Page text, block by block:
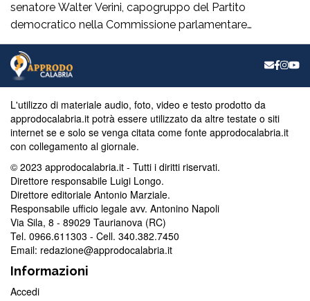
senatore Walter Verini, capogruppo del Partito
democratico nella Commissione parlamentare
Antimafia, hanno fatto visita a Patrizia Rodi Morabito,
imprenditrice agricola di Rosarno (Rc) la cui azienda è
stata più volte colpita da incendi, furti e danneggiamenti.
L'utilizzo di materiale audio, foto, video e testo prodotto da
approdocalabria.it potrà essere utilizzato da altre testate o siti
internet se e solo se venga citata come fonte approdocalabria.it
con collegamento al giornale.
© 2023 approdocalabria.it - Tutti i diritti riservati.
Direttore responsabile Luigi Longo.
Direttore editoriale Antonio Marziale.
Responsabile ufficio legale avv. Antonino Napoli
Via Sila, 8 - 89029 Taurianova (RC)
Tel. 0966.611303 - Cell. 340.382.7450
Email: redazione@approdocalabria.it
Informazioni
Accedi